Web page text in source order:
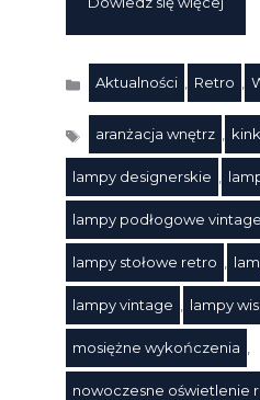
Kategorie
Aktualności Retro
Tagi
aranżacja wnętrz
lampy designerskie
lampy podłogowe vintage
lampy stołowe retro
lampy vintage lampy
mosiężne wykończenia
nowoczesne oświetlenie